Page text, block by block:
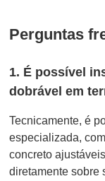
Perguntas
1. É possível
dobrável em
Tecnicamente, é
especializada,
concreto
diretamente sobre